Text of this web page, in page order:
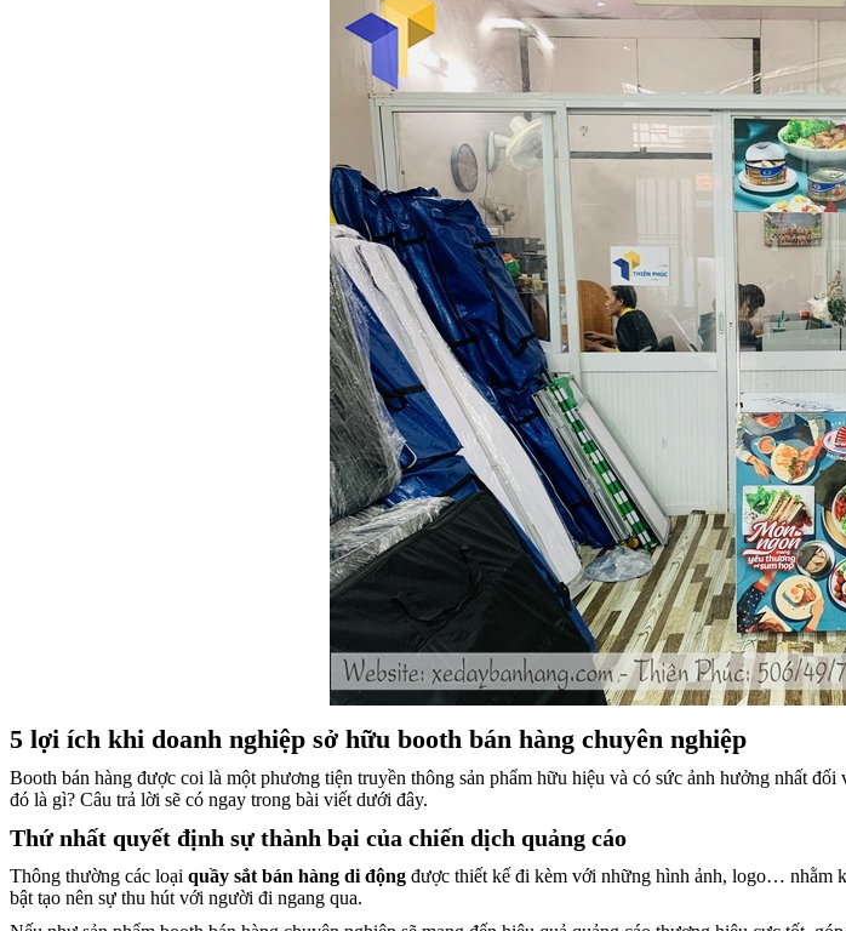
5 lợi ích khi doanh nghiệp sở hữu booth bán hàng chuyên nghiệp
Booth bán hàng được coi là một phương tiện truyền thông sản phẩm hữu hiệu và có sức ảnh hưởng nhất
đó là gì? Câu trả lời sẽ có ngay trong bài viết dưới đây.
Thứ nhất quyết định sự thành bại của chiến dịch quảng cáo
Thông thường các loại quầy sắt bán hàng di động được thiết kế đi kèm với những hình ảnh, logo… nhằm
bật tạo nên sự thu hút với người đi ngang qua.